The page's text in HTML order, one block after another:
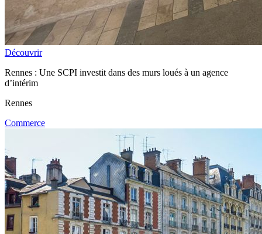
Découvrir
Rennes : Une SCPI investit dans des murs loués à un agence
d’intérim
Rennes
Commerce